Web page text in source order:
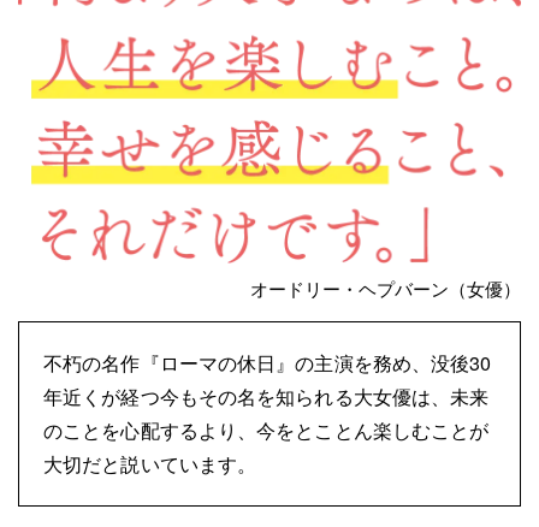
オードリー・ヘプバーン（女優）
不朽の名作『ローマの休日』の主演を務め、没後30
年近くが経つ今もその名を知られる大女優は、未来
のことを心配するより、今をとことん楽しむことが
大切だと説いています。